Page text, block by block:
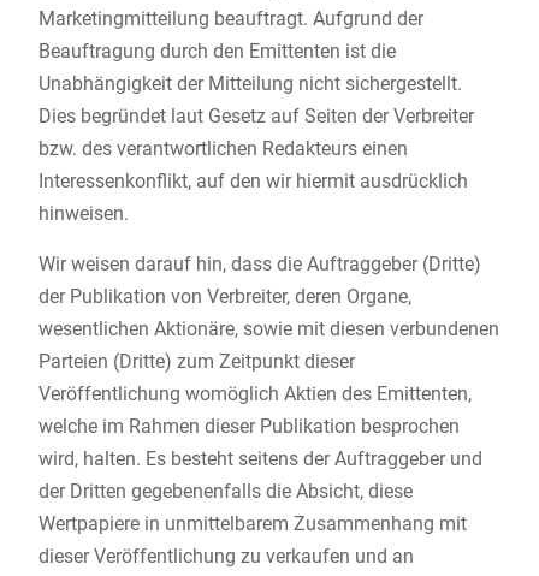
Marketingmitteilung beauftragt. Aufgrund der
Beauftragung durch den Emittenten ist die
Unabhängigkeit der Mitteilung nicht sichergestellt.
Dies begründet laut Gesetz auf Seiten der Verbreiter
bzw. des verantwortlichen Redakteurs einen
Interessenkonflikt, auf den wir hiermit ausdrücklich
hinweisen.
Wir weisen darauf hin, dass die Auftraggeber (Dritte)
der Publikation von Verbreiter, deren Organe,
wesentlichen Aktionäre, sowie mit diesen verbundenen
Parteien (Dritte) zum Zeitpunkt dieser
Veröffentlichung womöglich Aktien des Emittenten,
welche im Rahmen dieser Publikation besprochen
wird, halten. Es besteht seitens der Auftraggeber und
der Dritten gegebenenfalls die Absicht, diese
Wertpapiere in unmittelbarem Zusammenhang mit
dieser Veröffentlichung zu verkaufen und an